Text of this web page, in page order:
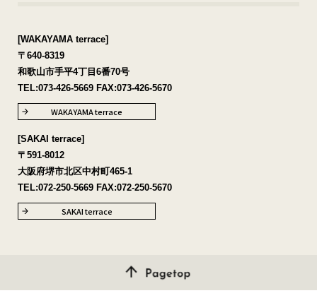
[WAKAYAMA terrace]
〒640-8319
和歌山市手平4丁目6番70号
TEL:073-426-5669 FAX:073-426-5670
WAKAYAMA terrace
[SAKAI terrace]
〒591-8012
大阪府堺市北区中村町465-1
TEL:072-250-5669 FAX:072-250-5670
SAKAI terrace